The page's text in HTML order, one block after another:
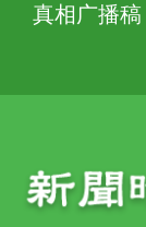
真相广播稿